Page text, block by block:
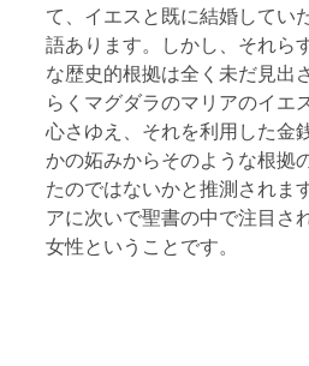
て、イエスと既に結婚してい
語あります。しかし、それら
な歴史的根拠は全く未だ見出
らくマグダラのマリアのイエ
心さゆえ、それを利用した金
かの妬みからそのような根拠
たのではないかと推測されま
アに次いで聖書の中で注目さ
女性ということです。